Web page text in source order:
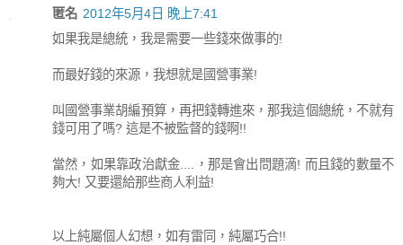
匿名 2012年5月4日 晚上7:41
如果我是總統，我是需要一些錢來做事的!
而最好錢的來源，我想就是國營事業!
叫國營事業胡編預算，再把錢轉進來，那我這個總統，不就有
錢可用了嗎? 這是不被監督的錢啊!!
當然，如果靠政治獻金....，那是會出問題滴! 而且錢的數量不
夠大! 又要還給那些商人利益!
以上純屬個人幻想，如有雷同，純屬巧合!!